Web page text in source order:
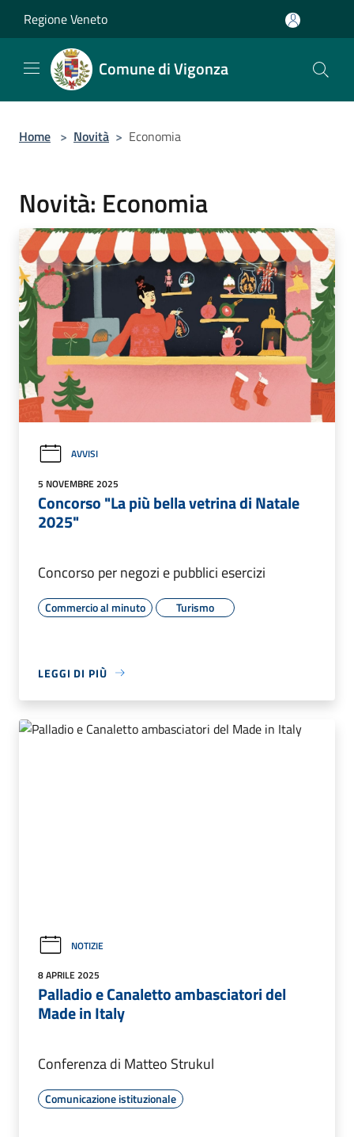
Regione Veneto
Comune di Vigonza
Home > Novità > Economia
Novità: Economia
AVVISI
5 NOVEMBRE 2025
Concorso "La più bella vetrina di Natale
2025"
Concorso per negozi e pubblici esercizi
Commercio al minuto Turismo
LEGGI DI PIÙ
NOTIZIE
8 APRILE 2025
Palladio e Canaletto ambasciatori del
Made in Italy
Conferenza di Matteo Strukul
Comunicazione istituzionale